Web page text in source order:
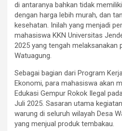
di antaranya bahkan tidak
dengan harga lebih murah, dan
kesehatan. Inilah yang menjadi
mahasiswa KKN Universitas
2025 yang tengah melaksanakan
Watuagung.
Sebagai bagian dari Program
Ekonomi, para mahasiswa akan
Edukasi Gempur Rokok Ilegal
Juli 2025. Sasaran utama
warung di seluruh wilayah Desa
yang menjual produk tembakau.